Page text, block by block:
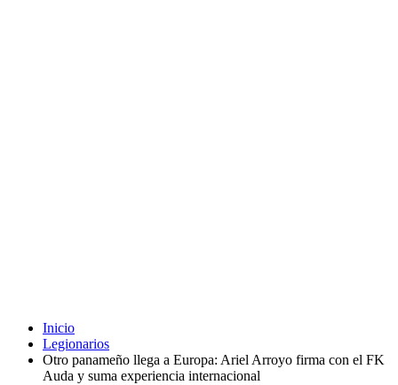
Inicio
Legionarios
Otro panameño llega a Europa: Ariel Arroyo firma con el FK
Auda y suma experiencia internacional